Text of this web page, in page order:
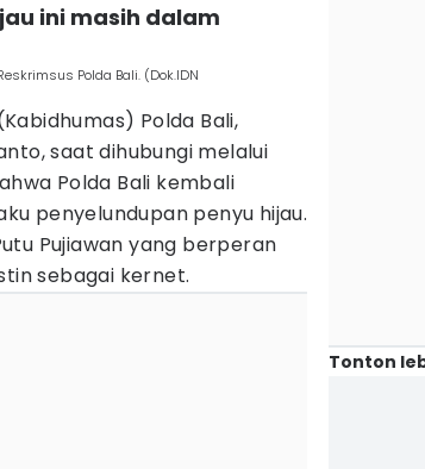
ini masih dalam
Polda Bali. (Dok.IDN
Polda Bali,
saat dihubungi melalui
Polda Bali kembali
penyelundupan penyu hijau.
Pujiawan yang berperan
sebagai kernet.
Tonton